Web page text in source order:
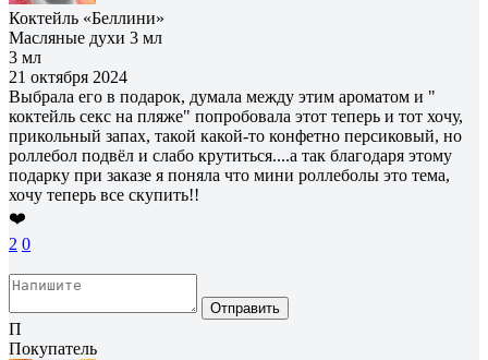
Коктейль «Беллини»
Масляные духи 3 мл
3 мл
21 октября 2024
Выбрала его в подарок, думала между этим ароматом и "
коктейль секс на пляже" попробовала этот теперь и тот хочу,
прикольный запах, такой какой-то конфетно персиковый, но
роллебол подвёл и слабо крутиться....а так благодаря этому
подарку при заказе я поняла что мини роллеболы это тема,
хочу теперь все скупить!!
❤️
2 0
Отправить
П
Покупатель